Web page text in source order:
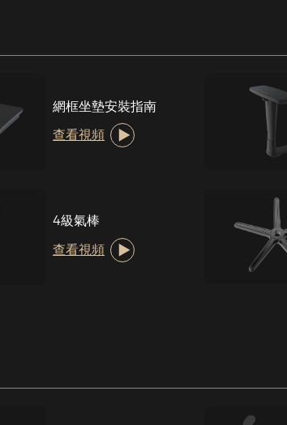
網框坐墊安裝指南
查看視頻
4級氣棒
查看視頻